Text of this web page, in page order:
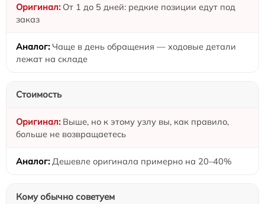
От 1 до 5 дней: редкие позиции едут под
заказ
Чаще в день обращения — ходовые детали
лежат на складе
Стоимость
Выше, но к этому узлу вы, как правило,
больше не возвращаетесь
Дешевле оригинала примерно на 20–40%
Кому обычно советуем